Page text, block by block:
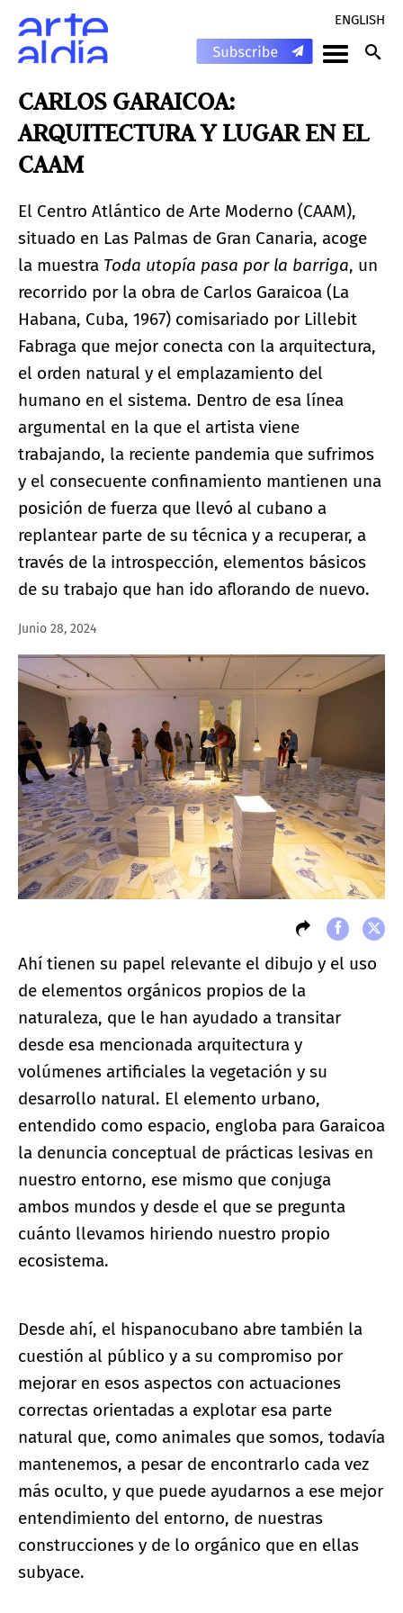
ENGLISH
CARLOS GARAICOA:
ARQUITECTURA Y LUGAR EN EL
CAAM
El Centro Atlántico de Arte Moderno (CAAM),
situado en Las Palmas de Gran Canaria, acoge
la muestra Toda utopía pasa por la barriga, un
recorrido por la obra de Carlos Garaicoa (La
Habana, Cuba, 1967) comisariado por Lillebit
Fabraga que mejor conecta con la arquitectura,
el orden natural y el emplazamiento del
humano en el sistema. Dentro de esa línea
argumental en la que el artista viene
trabajando, la reciente pandemia que sufrimos
y el consecuente confinamiento mantienen una
posición de fuerza que llevó al cubano a
replantear parte de su técnica y a recuperar, a
través de la introspección, elementos básicos
de su trabajo que han ido aflorando de nuevo.
Junio 28, 2024
Ahí tienen su papel relevante el dibujo y el uso
de elementos orgánicos propios de la
naturaleza, que le han ayudado a transitar
desde esa mencionada arquitectura y
volúmenes artificiales la vegetación y su
desarrollo natural. El elemento urbano,
entendido como espacio, engloba para Garaicoa
la denuncia conceptual de prácticas lesivas en
nuestro entorno, ese mismo que conjuga
ambos mundos y desde el que se pregunta
cuánto llevamos hiriendo nuestro propio
ecosistema.
Desde ahí, el hispanocubano abre también la
cuestión al público y a su compromiso por
mejorar en esos aspectos con actuaciones
correctas orientadas a explotar esa parte
natural que, como animales que somos, todavía
mantenemos, a pesar de encontrarlo cada vez
más oculto, y que puede ayudarnos a ese mejor
entendimiento del entorno, de nuestras
construcciones y de lo orgánico que en ellas
subyace.